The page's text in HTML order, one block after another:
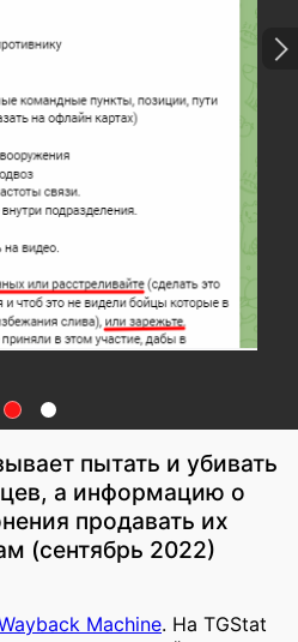
пытать и убивать
а информацию о
продавать их
(сентябрь 2022)
Machine. На TGStat